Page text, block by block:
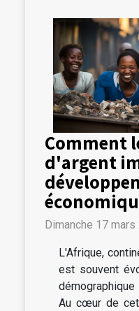
Comment
d'argent
Dimanche 17
L'Afrique,
est souvent
Au cœur de